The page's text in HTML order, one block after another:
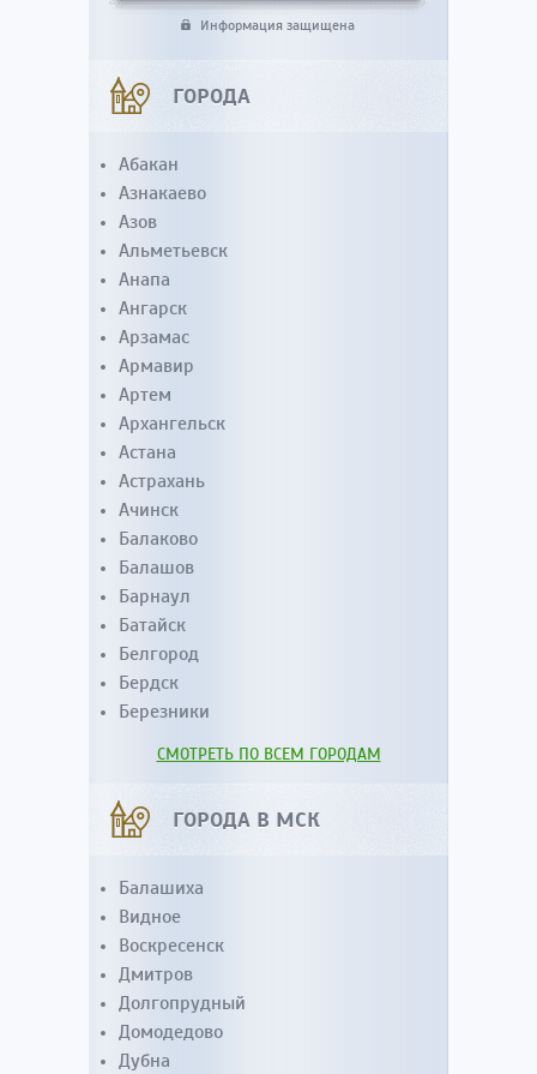
Информация защищена
ГОРОДА
Абакан
Азнакаево
Азов
Альметьевск
Анапа
Ангарск
Арзамас
Армавир
Артем
Архангельск
Астана
Астрахань
Ачинск
Балаково
Балашов
Барнаул
Батайск
Белгород
Бердск
Березники
СМОТРЕТЬ ПО ВСЕМ ГОРОДАМ
ГОРОДА В МСК
Балашиха
Видное
Воскресенск
Дмитров
Долгопрудный
Домодедово
Дубна